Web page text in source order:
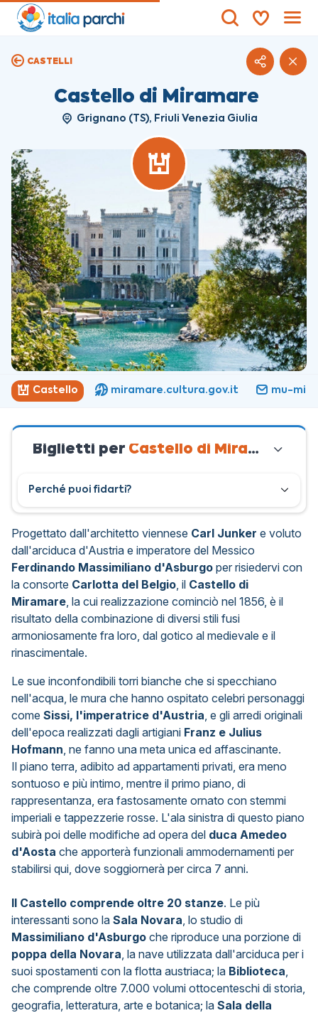
CASTELLI
Castello di Miramare
Grignano (TS), Friuli Venezia Giulia
Castello miramare.cultura.gov.it mu-
Progettato dall'architetto viennese Carl Junker e voluto
dall'arciduca d'Austria e imperatore del Messico
Ferdinando Massimiliano d'Asburgo per risiedervi con
la consorte Carlotta del Belgio , il Castello di
Miramare , la cui realizzazione cominciò nel 1856, è il
risultato della combinazione di diversi stili fusi
armoniosamente fra loro, dal gotico al medievale e il
rinascimentale.
Le sue inconfondibili torri bianche che si specchiano
nell'acqua, le mura che hanno ospitato celebri personaggi
come Sissi, l'imperatrice d'Austria , e gli arredi originali
dell'epoca realizzati dagli artigiani Franz e Julius
Hofmann , ne fanno una meta unica ed affascinante.
Il piano terra, adibito ad appartamenti privati, era meno
sontuoso e più intimo, mentre il primo piano, di
rappresentanza, era fastosamente ornato con stemmi
imperiali e tappezzerie rosse. L'ala sinistra di questo piano
subirà poi delle modifiche ad opera del duca Amedeo
d'Aosta che apporterà funzionali ammodernamenti per
stabilirsi qui, dove soggiornerà per circa 7 anni.
Il Castello comprende oltre 20 stanze. Le più
interessanti sono la Sala Novara , lo studio di
Massimiliano d'Asburgo che riproduce una porzione di
poppa della Novara , la nave utilizzata dall'arciduca per i
suoi spostamenti con la flotta austriaca; la Biblioteca
che comprende oltre 7.000 volumi ottocenteschi di storia,
geografia, letteratura, arte e botanica; la Sala della
Biglietti per Castello di Miramare
Perché puoi fidarti?